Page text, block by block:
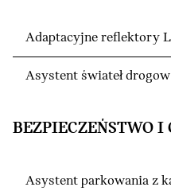
Adaptacyjne reflektory
Asystent świateł
BEZPIECZEŃSTWO I
Asystent parkowania z